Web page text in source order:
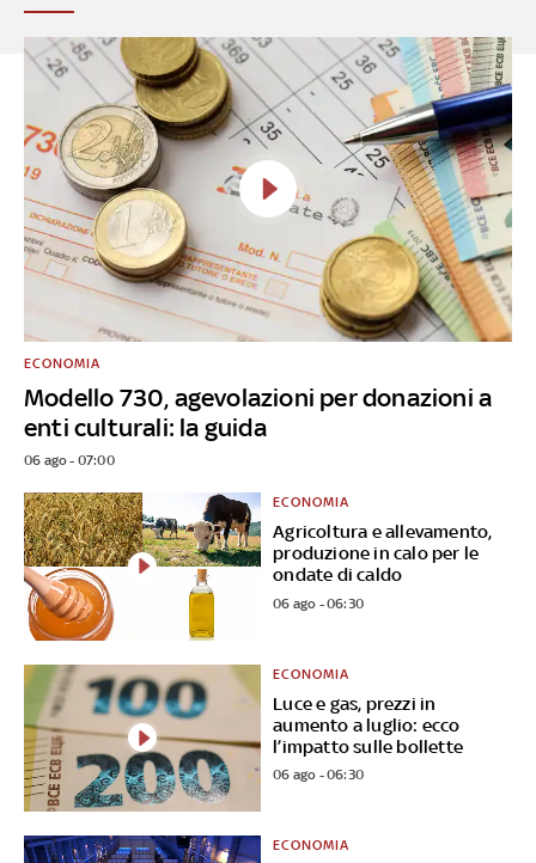
Modello 730, agevolazioni per donazioni a
enti culturali: la guida
ECONOMIA
06 ago - 07:00
Agricoltura e allevamento,
produzione in calo per le
ondate di caldo
ECONOMIA
06 ago - 06:30
Luce e gas, prezzi in
aumento a luglio: ecco
l’impatto sulle bollette
ECONOMIA
06 ago - 06:30
ECONOMIA